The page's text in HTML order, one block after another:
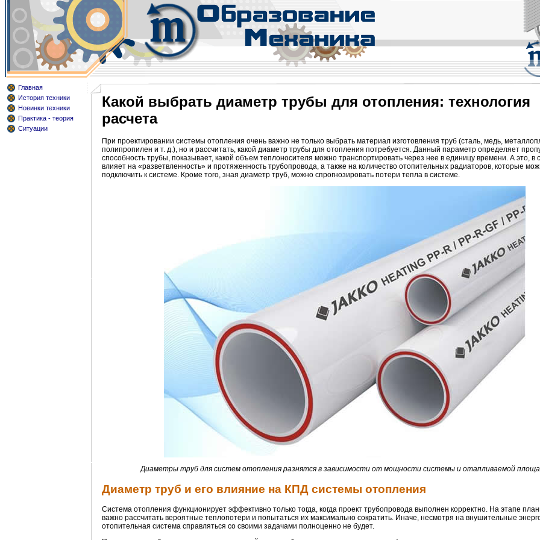
Главная
История техники
Новинки техники
Практика - теория
Ситуации
Какой выбрать диаметр трубы для отопления: технология
расчета
При проектировании системы отопления очень важно не только выбрать материал изготовления труб (сталь, медь,
полипропилен и т. д.), но и рассчитать, какой диаметр трубы для отопления потребуется. Данный параметр определяет
способность трубы, показывает, какой объем теплоносителя можно транспортировать через нее в единицу времени. А это, в
влияет на «разветвленность» и протяженность трубопровода, а также на количество отопительных радиаторов, которые
подключить к системе. Кроме того, зная диаметр труб, можно спрогнозировать потери тепла в системе.
Диаметры труб для систем отопления разнятся в зависимости от мощности системы и отапливаемой
Диаметр труб и его влияние на КПД системы отопления
Система отопления функционирует эффективно только тогда, когда проект трубопровода выполнен корректно. На этапе
важно рассчитать вероятные теплопотери и попытаться их максимально сократить. Иначе, несмотря на внушительные
отопительная система справляться со своими задачами полноценно не будет.